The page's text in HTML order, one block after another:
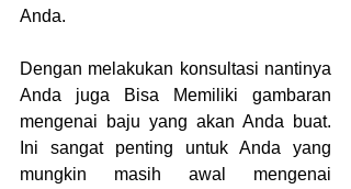
Anda.
Dengan melakukan konsultasi nantinya
Anda juga Bisa Memiliki gambaran
mengenai baju yang akan Anda buat.
Ini sangat penting untuk Anda yang
mungkin masih awal mengenai